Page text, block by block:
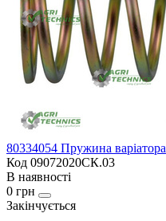
80334054 Пружина варіатора
Код 09072020СК.03
В наявності
0 грн
Закінчується